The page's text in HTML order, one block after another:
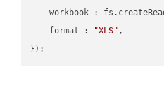
workbook :
format : "XLS" ,